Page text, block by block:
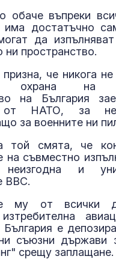
обаче въпреки
има достатъчно
да
пространство.
че никога
охрана на
на България
от НАТО, за
за военните ни
той смята, че
на съвместно
и
ВВС.
му от всички
изтребителна
България е
съюзни държави
срещу заплащане.